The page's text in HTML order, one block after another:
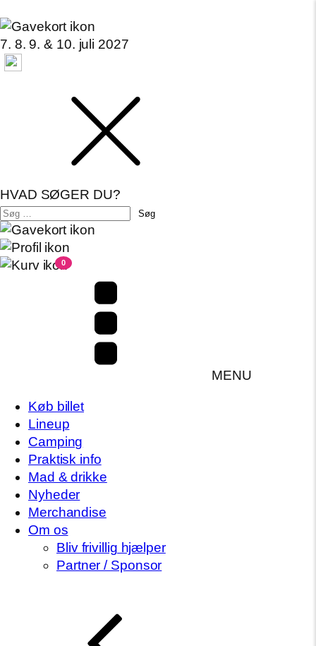
7. 8. 9. & 10. juli 2027
HVAD SØGER DU?
Søg
efter:
0
MENU
Køb billet
Lineup
Camping
Praktisk info
Mad & drikke
Nyheder
Merchandise
Om os
Bliv frivillig hjælper
Partner / Sponsor